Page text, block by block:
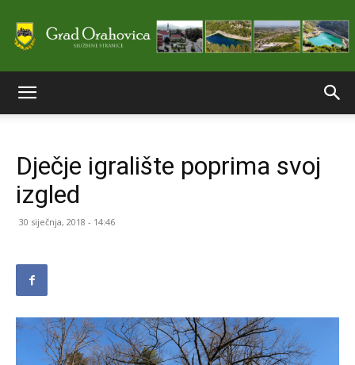
stranice
Dječje igralište poprima svoj
izgled
30 siječnja, 2018 - 14:46